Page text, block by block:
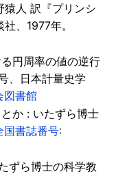
猿人 訳『プリンシ
、1977年。
円周率の値の逆行
、日本計量史学
図書館
か : いたずら博士
国書誌番号:
ずら博士の科学教